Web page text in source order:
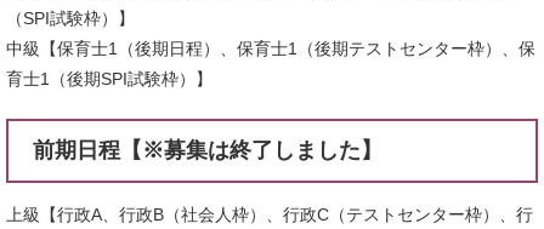
（SPI試験枠）】
中級【保育士1（後期日程）、保育士1（後期テストセンター枠）、保
育士1（後期SPI試験枠）】
前期日程【※募集は終了しました】
上級【行政A、行政B（社会人枠）、行政C（テストセンター枠）、行